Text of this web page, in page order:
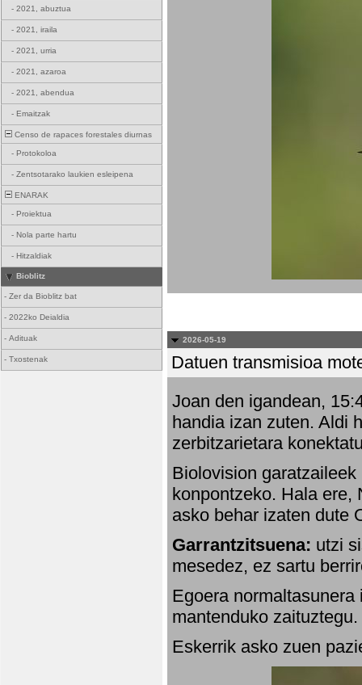
- 2021, abuztua
- 2021, iraila
- 2021, urria
- 2021, azaroa
- 2021, abendua
- Emaitzak
Censo de rapaces forestales diurnas
- Protokoloa
- Zentsotarako laukien esleipena
ENARAK
- Proiektua
- Nola parte hartu
- Hitzaldiak
Bioblitz
- Zer da Bioblitz bat
- 2022ko Deialdia
- Adituak
- Txostenak
2026-05-19
Datuen transmisioa
Joan den igandean,
handia izan zuten. Aldi
zerbitzarietara
Biolovision
konpontzeko. Hala ere,
asko behar izaten dute
Garrantzitsuena: utzi
mesedez, ez sartu
Egoera
mantenduko
Eskerrik asko zuen